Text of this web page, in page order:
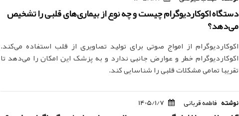
دستگاه اکوکاردیوگرام چیست و چه نوع از بیماری‌های قلبی را تشخیص
می‌دهد؟
اکوکاردیوگرام از امواج صوتی برای تولید تصاویری از قلب استفاده می‌کند.
اکوکاردیوگرام خطر و عوارض جانبی ندارد و به پزشک این امکان را می‌دهد تا
تقریبا تمامی مشکلات قلبی را شناسایی کند.
نوشته فاطمه قربانی 1405/1/7